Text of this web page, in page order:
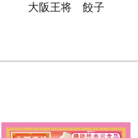
大阪王将 餃子